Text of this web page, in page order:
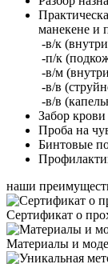
манекене и
-в/к
-п/к
-в/м
-в/в
-в/в
Забор крови
Проба на
Бинтовые
наши
Сертификат о
Материалы и